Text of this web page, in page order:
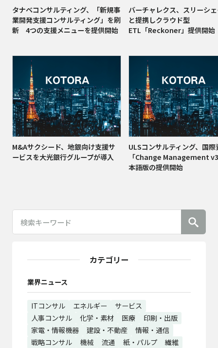
カテゴリー
業界ニュース
ITコンサル エネルギー
サービス
人事コンサル
化学・素材 医療
印刷・出版
家電・情報機器
建設・不動産
情報・通信
戦略コンサル
機械 流通 紙・パルプ
繊維
タナベコンサルティング、「新規事
業開発支援コンサルティング」を刷
新 4つの支援メニューを提供開始
バーチャレクス、スリーシ
と提携しクラウド型
ETL「Reckoner」提供開始
M&Aサクシード、地銀向け支援サ
ービスを大光銀行グループが導入
ULSコンサルティング、国際
「Change Management
本語版の提供開始